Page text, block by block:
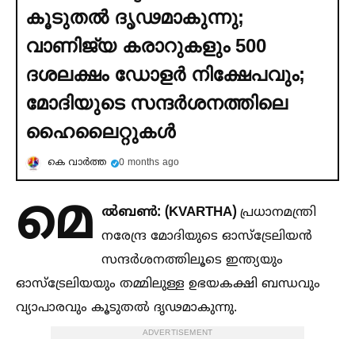
കൂടുതല്‍ ദൃഢമാകുന്നു;
വാണിജ്യ കരാറുകളും 500
ദശലക്ഷം ഡോളര്‍ നിക്ഷേപവും;
മോദിയുടെ സന്ദര്‍ശനത്തിലെ
ഹൈലൈറ്റുകള്‍
കെ വാര്‍ത്ത 0 months ago
മെ ല്‍ബണ്‍: (KVARTHA) പ്രധാനമന്ത്രി
നരേന്ദ്ര മോദിയുടെ ഓസ്ട്രേലിയൻ
സന്ദർശനത്തിലൂടെ ഇന്ത്യയും
ഓസ്ട്രേലിയയും തമ്മിലുള്ള ഉഭയകക്ഷി ബന്ധവും
വ്യാപാരവും കൂടുതല്‍ ദൃഢമാകുന്നു.
ADVERTISEMENT